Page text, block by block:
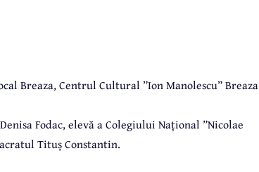
Breaza, Centrul Cultural ”Ion Manolescu” Breaza
Fodac, elevă a Colegiului Național ”Nicolae
Tituș Constantin.